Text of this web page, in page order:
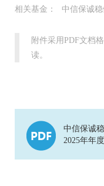
相关基金：
附件采用PDF文档
读。
中信保诚
2025年年